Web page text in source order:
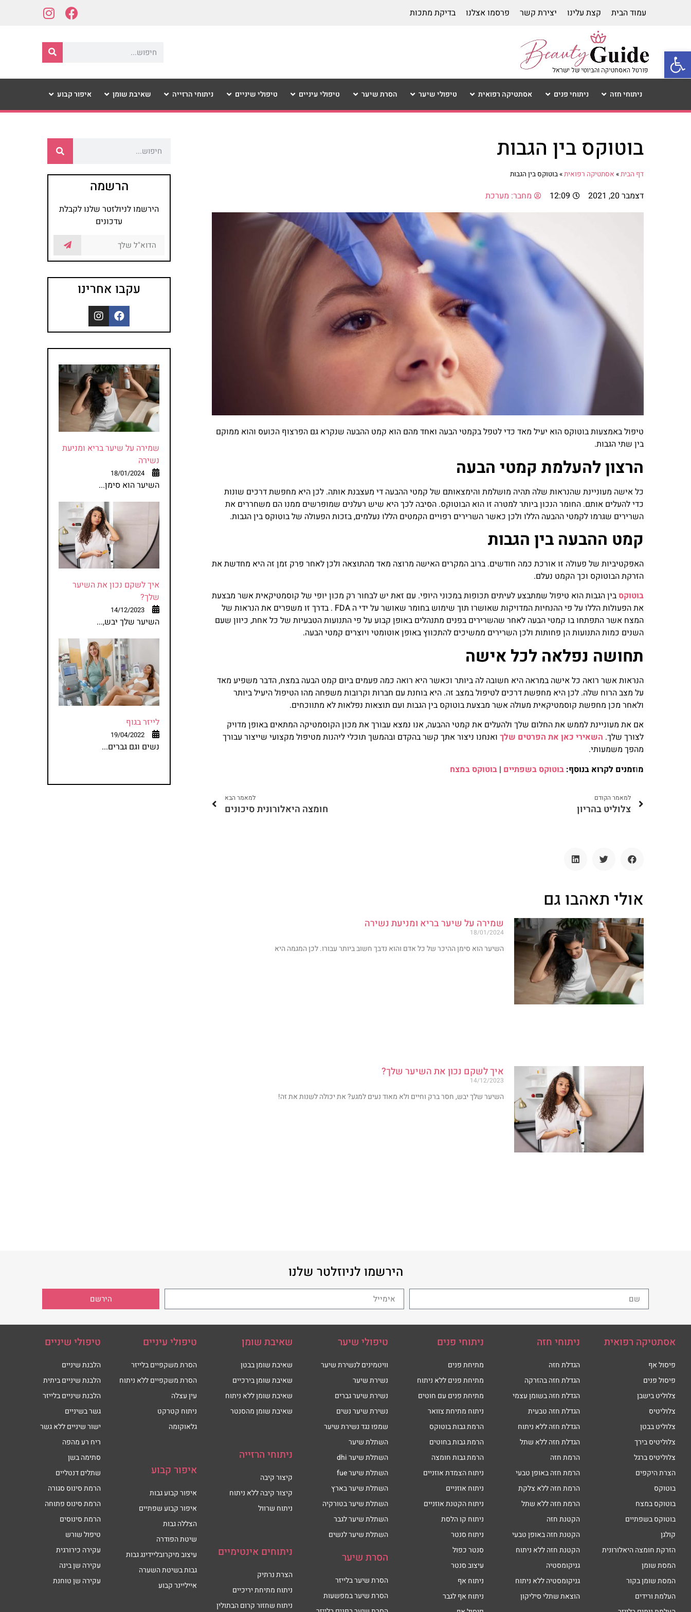
עמוד הבית קצת עלינו יצירת קשר פרסמו אצלנו בדיקת מתכות
ניתוחי חזה ניתוחי פנים אסתטיקה רפואית טיפולי שיער הסרת שיער טיפולי עיניים טיפולי שיניים ניתוחי הרזייה שאיבת שומן איפור קבוע
בוטוקס בין הגבות
דף הבית» אסתטיקה רפואית»בוטוקס בין הגבות
דצמבר 20, 2021 12:09 מחבר: מערכת
טיפול באמצעות בוטוקס הוא יעיל מאד כדי לטפל בקמטי הבעה ואחד מהם הוא קמט ההבעה שנקרא גם הפרצוף הכועס והוא ממוקם
בין שתי הגבות.
הרצון להעלמת קמטי הבעה
כל אישה מעוניינת שהנראות שלה תהיה מושלמת והימצאותם של קמטי ההבעה די מעצבנת אותה. לכן היא מחפשת דרכים שונות
כדי להעלים אותם. החומר הנכון ביותר למטרה זו הוא הבוטוקס. הסיבה לכך היא שיש רעלנים שמופרשים ממנו הם משחררים את
השרירים שגרמו לקמטי ההבעה הללו ולכן כאשר השרירים רפויים הקמטים הללו נעלמים, בזכות הפעולה של בוטוקס בין הגבות.
קמט ההבעה בין הגבות
האפקטיביות של פעולה זו אורכת כמה חודשים. ברוב המקרים האישה מרוצה מאד מהתוצאה ולכן לאחר פרק זמן זה היא מחדשת את
הזרקת הבוטוקס וכך הקמט נעלם.
בוטוקסבין הגבות הוא טיפול שמתבצע לעיתים תכופות במכוני היופי. עם זאת יש לבחור רק מכון יופי של קוסמטיקאית אשר מבצעת
את הפעולות הללו על פי ההנחיות המדויקות שאושרו תוך שימוש בחומר שאושר על ידי ה FDA . בדרך זו משפרים את הנראות של
המצח אשר התפתחו בו קמטי הבעה לאחר שהשרירים בפנים מתנהלים באופן קבוע על פי התנועות הטבעיות של כל אחת, כיוון שעם
השנים כמות התנועות הן פחותות ולכן השרירים ממשיכים להתכווץ באופן אוטומטי ויוצרים קמטי הבעה.
תחושה נפלאה לכל אישה
הנראות אשר רואה כל אישה במראה היא חשובה לה ביותר וכאשר היא רואה כמה פעמים ביום קמט הבעה במצח, הדבר משפיע מאד
על מצב הרוח שלה. לכן היא מחפשת דרכים לטיפול במצב זה. היא בוחנת עם חברות וקרובות משפחה מהו הטיפול היעיל ביותר
ולאחר מכן מחפשת קוסמטיקאית מעולה אשר מבצעת בוטוקס בין הגבות ועם תוצאות נפלאות לא מתווכחים.
אם את מעוניינת לממש את החלום שלך ולהעלים את קמטי ההבעה, אנו נמצא עבורך את מכון הקוסמטיקה המתאים באופן מדויק
לצורך שלך. השאירי כאן את הפרטים שלך ואנחנו ניצור אתך קשר בהקדם ובהמשך תוכלי ליהנות מטיפול מקצועי שייצור עבורך
מהפך משמעותי.
מוזמנים לקרוא בנוסף: בוטוקס בשפתיים | בוטוקס במצח
למאמר הקודם
צלוליט בהריון
למאמר הבא
חומצה היאלורונית סיכונים
אולי תאהבו גם
שמירה על שיער בריא ומניעת נשירה
18/01/2024
השיער הוא סימן ההיכר של כל אדם והוא נדבך חשוב ביותר עבורו. לכן המגמה היא
איך לשקם נכון את השיער שלך?
14/12/2023
השיער שלך יבש, חסר ברק וחיים ולא מאוד נעים למגע? את יכולה לשנות את זה!
הרשמה
הירשמו לניולזטר שלנו לקבלת
עדכונים
עקבו אחרינו
שמירה על שיער בריא ומניעת
נשירה
18/01/2024
השיער הוא סימן...
איך לשקם נכון את השיער
שלך?
14/12/2023
השיער שלך יבש,...
לייזר בגוף
19/04/2022
נשים וגם גברים...
הירשמו לניוזלטר שלנו
הירשם
אסתטיקה רפואית
פיסול אף
פיסול פנים
צלוליט בישבן
צלוליטיס
צלוליט בבטן
צלוליטיס בירך
צלוליטיס ברגל
הצרת היקפים
בוטוקס
בוטוקס במצח
בוטוקס בשפתיים
קולגן
הזרקת חומצה היאלורונית
המסת שומן
המסת שומן בקור
העלמת ורידים
ניתוחי חזה
הגדלת חזה
הגדלת חזה בהזרקה
הגדלת חזה בשומן עצמי
הגדלת חזה טבעית
הגדלת חזה ללא ניתוח
הגדלת חזה ללא שתל
הרמת חזה
הרמת חזה באופן טבעי
הרמת חזה ללא צלקת
הרמת חזה ללא שתל
הקטנת חזה
הקטנת חזה באופן טבעי
הקטנת חזה ללא ניתוח
גניקומסטיה
גניקומסטיה ללא ניתוח
הוצאת שתלי סיליקון
ניתוחי פנים
מתיחת פנים
מתיחת פנים ללא ניתוח
מתיחת פנים עם חוטים
ניתוח מתיחת צוואר
הרמת גבות בוטוקס
הרמת גבות בחוטים
הרמת גבות חומצה
ניתוח הצמדת אוזניים
ניתוח אוזניים
ניתוח הקטנת אוזניים
ניתוח קו הלסת
ניתוח סנטר
סנטר כפול
עיצוב סנטר
ניתוח אף
ניתוח אף לגבר
טיפולי שיער
וויטמינים לנשירת שיער
נשירת שיער
נשירת שיער גברים
נשירת שיער נשים
שמפו נגד נשירת שיער
השתלת שיער
השתלת שיער dhi
השתלת שיער fue
השתלת שיער בארץ
השתלת שיער בטורקיה
השתלת שיער לגבר
השתלת שיער לנשים
הסרת שיער
הסרת שיער בלייזר
הסרת שיער במפשעות
שאיבת שומן
שאיבת שומן בבטן
שאיבת שומן בירכיים
שאיבת שומן ללא ניתוח
שאיבת שומן מהסנטר
ניתוחי הרזייה
קיצור קיבה
קיצור קיבה ללא ניתוח
ניתוח שרוול
ניתוחים אינטימיים
הצרת נרתיק
ניתוח מתיחת יריכיים
ניתוח שחזור קרום הבתולין
טיפולי עיניים
הסרת משקפיים בלייזר
הסרת משקפיים ללא ניתוח
עין עצלה
ניתוח קטרקט
גלאוקומה
איפור קבוע
איפור קבוע גבות
איפור קבוע שפתיים
הצללה גבות
שיטת הפודרה
עיצוב מיקרובליידינג גבות
גבות בשיטת השערה
אייליינר קבוע
טיפולי שיניים
הלבנת שיניים
הלבנת שיניים ביתית
הלבנת שיניים בלייזר
גשר בשיניים
ישור שיניים ללא גשר
ריח רע מהפה
סתימה בשן
שתלים דנטליים
הרמת סינוס סגורה
הרמת סינוס פתוחה
הרמת סינוסים
טיפול שורש
עקירה כירורגית
עקירה שן בינה
עקירה שן טוחנת
פתח סרגל נגישות